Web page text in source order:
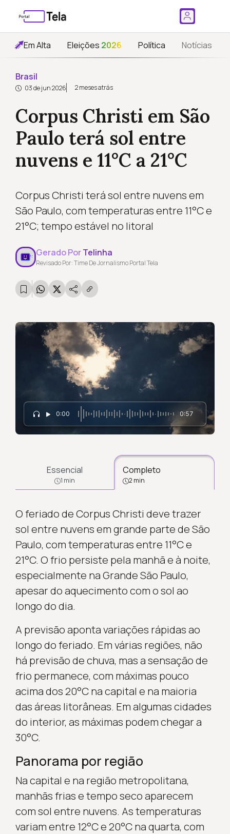
Em Alta Eleições 2026 Política Notícias
Brasil
03 de jun 2026 2 meses atrás
Corpus Christi em São
Paulo terá sol entre
nuvens e 11°C a 21°C
Corpus Christi terá sol entre nuvens em
São Paulo, com temperaturas entre 11°C e
21°C; tempo estável no litoral
Gerado PorTelinha
Revisado Por: Time De Jornalismo Portal Tela
0:00 0:57
Essencial
1 min
Completo
2 min
O feriado de Corpus Christi deve trazer
sol entre nuvens em grande parte de São
Paulo, com temperaturas entre 11°C e
21°C. O frio persiste pela manhã e à noite,
especialmente na Grande São Paulo,
apesar do aquecimento com o sol ao
longo do dia.
A previsão aponta variações rápidas ao
longo do feriado. Em várias regiões, não
há previsão de chuva, mas a sensação de
frio permanece, com máximas pouco
acima dos 20°C na capital e na maioria
das áreas litorâneas. Em algumas cidades
do interior, as máximas podem chegar a
30°C.
Panorama por região
Na capital e na região metropolitana,
manhãs frias e tempo seco aparecem
com sol entre nuvens. As temperaturas
variam entre 12°C e 20°C na quarta, com